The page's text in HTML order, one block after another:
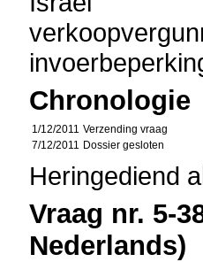
Chronologie
1/12/2011 Verzending vraag
7/12/2011 Dossier gesloten
Heringediend
Vraag nr. 5-
Nederlands)